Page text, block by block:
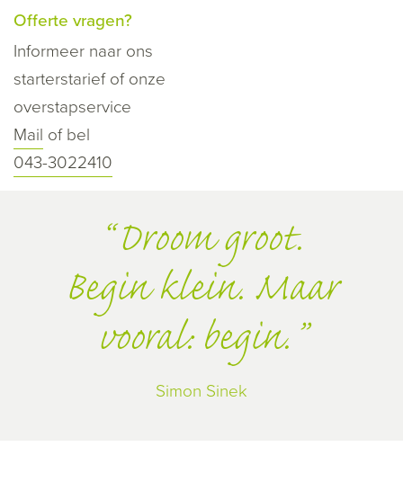
Offerte vragen?
Informeer naar ons
starterstarief of onze
overstapservice
Mail of bel
043-3022410
Droom groot.
Begin klein. Maar
vooral: begin.
Simon Sinek